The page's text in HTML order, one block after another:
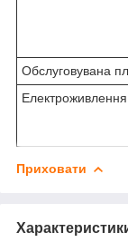
Обслуговувана
Приховати